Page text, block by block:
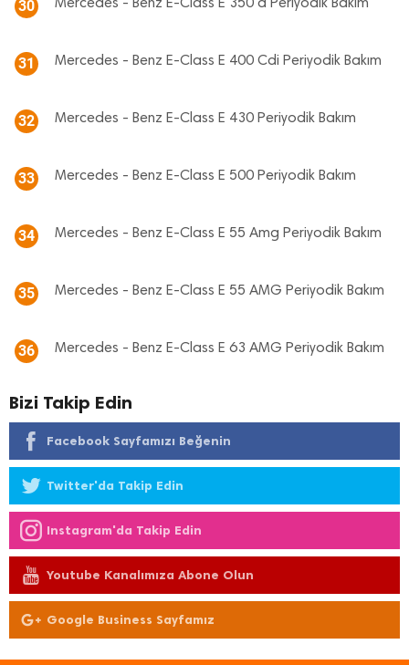
30 Mercedes - Benz E-Class E 350 d Periyodik Bakım
31 Mercedes - Benz E-Class E 400 Cdi Periyodik Bakım
32 Mercedes - Benz E-Class E 430 Periyodik Bakım
33 Mercedes - Benz E-Class E 500 Periyodik Bakım
34 Mercedes - Benz E-Class E 55 Amg Periyodik Bakım
35 Mercedes - Benz E-Class E 55 AMG Periyodik Bakım
36 Mercedes - Benz E-Class E 63 AMG Periyodik Bakım
Bizi Takip Edin
Facebook Sayfamızı Beğenin
Twitter'da Takip Edin
Instagram'da Takip Edin
Youtube Kanalımıza Abone Olun
Google Business Sayfamız